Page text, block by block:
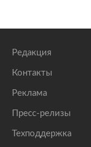
Редакция
Контакты
Реклама
Пресс-релизы
Техподдержка